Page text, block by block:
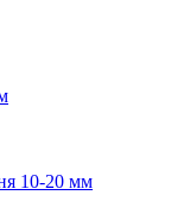
10-20 мм